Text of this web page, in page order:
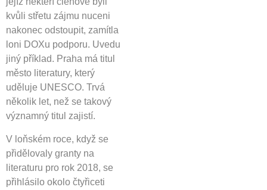
kvůli střetu zájmu nuceni
nakonec odstoupit, zamítla
loni DOXu podporu. Uvedu
jiný příklad. Praha má titul
město literatury, který
uděluje UNESCO. Trvá
několik let, než se takový
významný titul zajistí.
V loňském roce, když se
přidělovaly granty na
literaturu pro rok 2018, se
přihlásilo okolo čtyřiceti